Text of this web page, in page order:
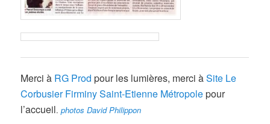
Merci à RG Prod pour les lumières, merci àSite Le
Corbusier Firminy Saint-Etienne Métropolepour
l’accueil.photos David Philippon